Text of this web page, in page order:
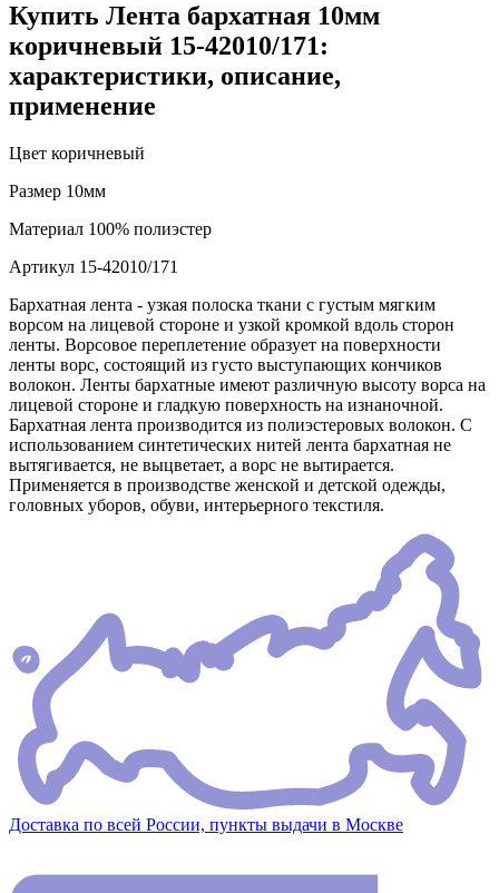
Купить Лента бархатная 10мм
коричневый 15-42010/171:
характеристики, описание,
применение
Цвет коричневый
Размер 10мм
Материал 100% полиэстер
Артикул 15-42010/171
Бархатная лента - узкая полоска ткани с густым мягким
ворсом на лицевой стороне и узкой кромкой вдоль сторон
ленты. Ворсовое переплетение образует на поверхности
ленты ворс, состоящий из густо выступающих кончиков
волокон. Ленты бархатные имеют различную высоту ворса на
лицевой стороне и гладкую поверхность на изнаночной.
Бархатная лента производится из полиэстеровых волокон. С
использованием синтетических нитей лента бархатная не
вытягивается, не выцветает, а ворс не вытирается.
Применяется в производстве женской и детской одежды,
головных уборов, обуви, интерьерного текстиля.
Доставка по всей России, пункты выдачи в Москве